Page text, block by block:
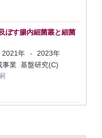
ぼす腸内細菌叢と細菌
2021年 -
2023年
事業 基盤研究(C)